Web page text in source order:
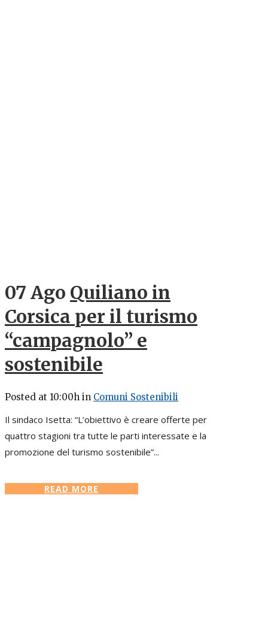
07 Ago Quiliano in
Corsica per il turismo
“campagnolo” e
sostenibile
Posted at 10:00h in Comuni Sostenibili
Il sindaco Isetta: “L’obiettivo è creare offerte per
quattro stagioni tra tutte le parti interessate e la
promozione del turismo sostenibile”...
READ MORE